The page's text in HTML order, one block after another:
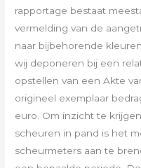
rapportage bestaat
vermelding van de
naar bijbehorende
wij deponeren bij een
opstellen van een Akte
origineel exemplaar
euro. Om inzicht te
scheuren in pand is het
scheurmeters aan te